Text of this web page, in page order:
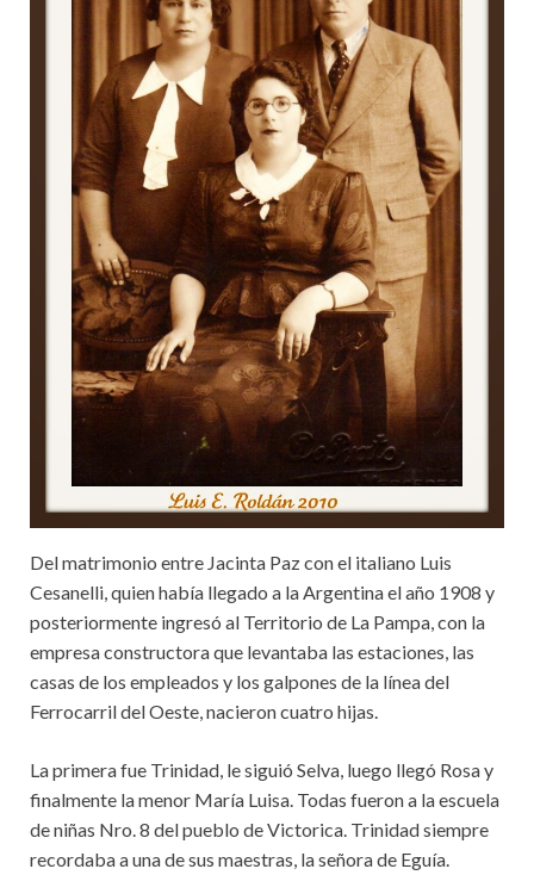
Del matrimonio entre Jacinta Paz con el italiano Luis
Cesanelli, quien había llegado a la Argentina el año 1908 y
posteriormente ingresó al Territorio de La Pampa, con la
empresa constructora que levantaba las estaciones, las
casas de los empleados y los galpones de la línea del
Ferrocarril del Oeste, nacieron cuatro hijas.
La primera fue Trinidad, le siguió Selva, luego llegó Rosa y
finalmente la menor María Luisa. Todas fueron a la escuela
de niñas Nro. 8 del pueblo de Victorica. Trinidad siempre
recordaba a una de sus maestras, la señora de Eguía.